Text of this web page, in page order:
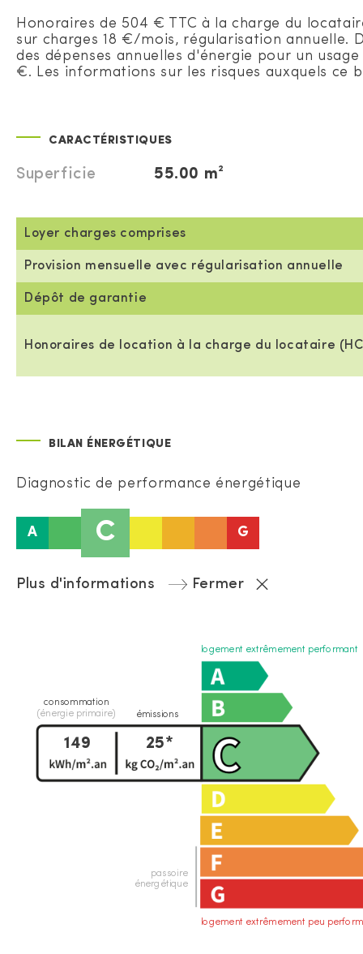
Honoraires de 504 € TTC à la charge du
sur charges 18 €/mois, régularisation annuelle.
des dépenses annuelles d'énergie pour un
€. Les informations sur les risques auxquels ce
CARACTÉRISTIQUES
Superficie 55.00 m²
Loyer charges comprises
Provision mensuelle avec régularisation annuelle
Dépôt de garantie
Honoraires de location à la charge du locataire
BILAN ÉNERGÉTIQUE
Diagnostic de performance énergétique
A C G
Plus d'informations Fermer
logement extrêmement performant
logement extrêmement peu
passoire
énergétique
consommation
(énergie primaire)
émissions
149 25*